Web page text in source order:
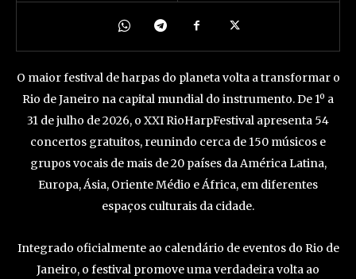
O maior festival de harpas do planeta volta a transformar o
Rio de Janeiro na capital mundial do instrumento. De 1º a
31 de julho de 2026, o XXI RioHarpFestival apresenta 54
concertos gratuitos, reunindo cerca de 150 músicos e
grupos vocais de mais de 20 países da América Latina,
Europa, Ásia, Oriente Médio e África, em diferentes
espaços culturais da cidade.
Integrado oficialmente ao calendário de eventos do Rio de
Janeiro, o festival promove uma verdadeira volta ao